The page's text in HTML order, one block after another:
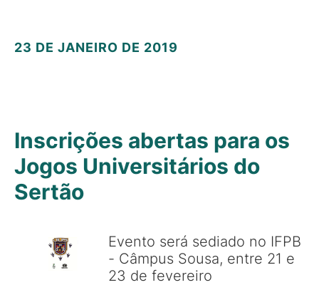
23 DE JANEIRO DE 2019
Inscrições abertas para os
Jogos Universitários do
Sertão
Evento será sediado no IFPB
- Câmpus Sousa, entre 21 e
23 de fevereiro